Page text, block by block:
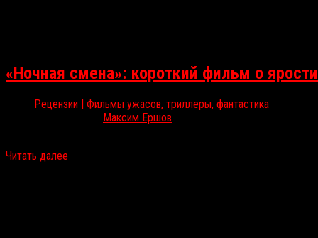
«Ночная смена»: короткий фильм о ярости
Рецензии | Фильмы ужасов, триллеры, фантастика
Максим Ершов
Читать далее